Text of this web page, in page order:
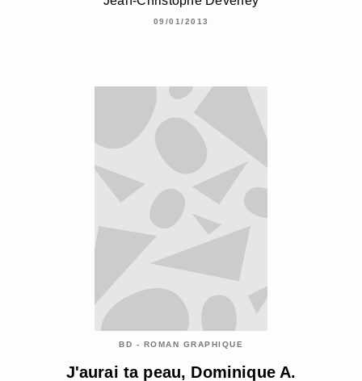
09/01/2013
BD - ROMAN GRAPHIQUE
J'aurai ta peau, Dominique A.